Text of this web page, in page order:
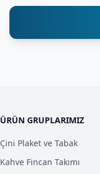
ÜRÜN GRUPLARIMIZ
Çini Plaket ve Tabak
Kahve Fincan Takımı